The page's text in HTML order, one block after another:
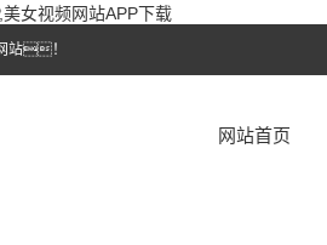
女视频网站APP下载
站！
网站首页